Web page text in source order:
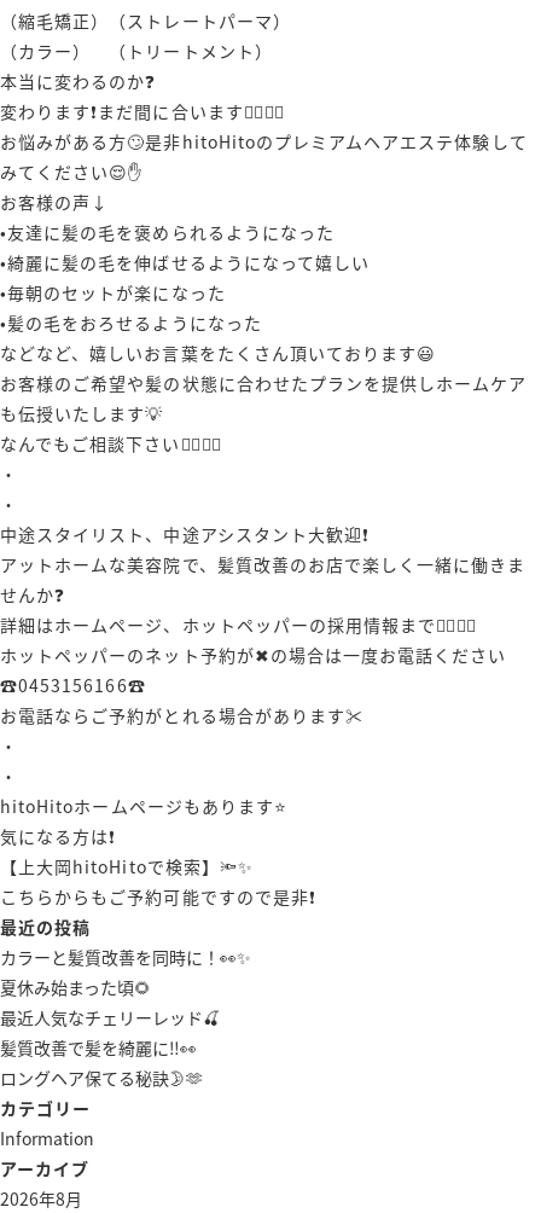
（縮毛矯正）（ストレートパーマ）
（カラー） （トリートメント）
本当に変わるのか❓
変わります❗️まだ間に合います🙋‍♂️🙋‍♀️
お悩みがある方🙄是非hitoHitoのプレミアムヘアエステ体験して
みてください😌✋️
お客様の声↓
•友達に髪の毛を褒められるようになった
•綺麗に髪の毛を伸ばせるようになって嬉しい
•毎朝のセットが楽になった
•髪の毛をおろせるようになった
などなど、嬉しいお言葉をたくさん頂いております😃
お客様のご希望や髪の状態に合わせたプランを提供しホームケア
も伝授いたします💡
なんでもご相談下さい🙋‍♀️🙋‍♂️
・
・
中途スタイリスト、中途アシスタント大歓迎❗️
アットホームな美容院で、髪質改善のお店で楽しく一緒に働きま
せんか❓
詳細はホームページ、ホットペッパーの採用情報まで🙋‍♀️🙋‍♂️
ホットペッパーのネット予約が✖︎の場合は一度お電話ください
☎️0453156166☎️
お電話ならご予約がとれる場合があります✂️
・
・
hitoHitoホームページもあります⭐️
気になる方は❗️
【上大岡hitoHitoで検索】🔦✨
こちらからもご予約可能ですので是非❗️
最近の投稿
カラーと髪質改善を同時に！👀✨
夏休み始まった頃🌻
最近人気なチェリーレッド🍒
髪質改善で髪を綺麗に‼️👀
ロングヘア保てる秘訣🌛🫶
カテゴリー
Information
アーカイブ
2026年8月